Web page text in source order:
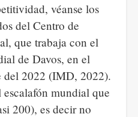
véanse los
del Centro de
que trabaja con el
de Davos, en el
2022 (IMD, 2022).
mundial que
200), es decir no